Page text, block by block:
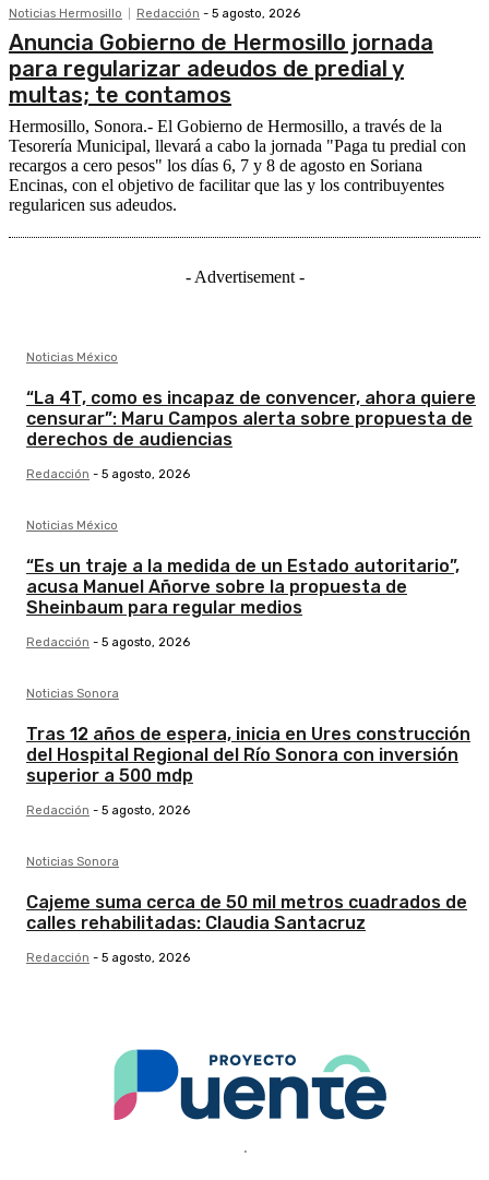
Noticias Hermosillo Redacción - 5 agosto, 2026
Anuncia Gobierno de Hermosillo jornada
para regularizar adeudos de predial y
multas; te contamos
Hermosillo, Sonora.- El Gobierno de Hermosillo, a través de la
Tesorería Municipal, llevará a cabo la jornada "Paga tu predial con
recargos a cero pesos" los días 6, 7 y 8 de agosto en Soriana
Encinas, con el objetivo de facilitar que las y los contribuyentes
regularicen sus adeudos.
- Advertisement -
Noticias México
“La 4T, como es incapaz de convencer, ahora quiere
censurar”: Maru Campos alerta sobre propuesta de
derechos de audiencias
Redacción - 5 agosto, 2026
Noticias México
“Es un traje a la medida de un Estado autoritario”,
acusa Manuel Añorve sobre la propuesta de
Sheinbaum para regular medios
Redacción - 5 agosto, 2026
Noticias Sonora
Tras 12 años de espera, inicia en Ures construcción
del Hospital Regional del Río Sonora con inversión
superior a 500 mdp
Redacción - 5 agosto, 2026
Noticias Sonora
Cajeme suma cerca de 50 mil metros cuadrados de
calles rehabilitadas: Claudia Santacruz
Redacción - 5 agosto, 2026
.